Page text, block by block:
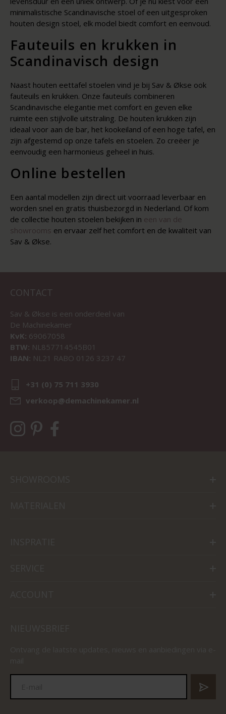
minimalistische Scandinavische stoel of een uitgesproken
houten design stoel, elk model biedt comfort en eenvoud.
Fauteuils en krukken in
Scandinavisch design
Naast houten eettafel stoelen vind je bij Sav & Økse ook
fauteuils en krukken. Onze fauteuils combineren
Scandinavische elegantie met comfort en geven elke
ruimte een stijlvolle uitstraling. De houten krukken zijn
ideaal voor aan de bar, het kookeiland of een hoge tafel, en
zijn afgestemd op onze tafels en stoelen. Zo creëer je
eenvoudig een harmonieus geheel in huis.
Online bestellen
Een aantal modellen zijn direct uit voorraad leverbaar en
worden snel en gratis thuisbezorgd in Nederland. Of kom
de collectie houten stoelen bekijken in een van de
showrooms en ervaar zelf het comfort en de kwaliteit van
Sav & Økse.
CONTACT
Sav & Økse is een onderdeel van
De Machinekamer
KvK: 69067058
BTW: NL857714545B01
IBAN: NL21 RABO 0126 3237 47
+31 (0) 75 711 3930
verkoop@demachinekamer.nl